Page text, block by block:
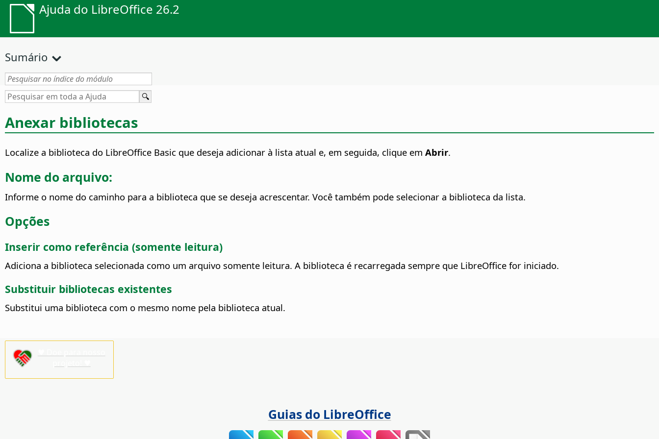
Ajuda do LibreOffice 26.2
Sumário
Anexar bibliotecas
Localize a biblioteca do LibreOffice Basic que deseja adicionar à lista atual e, em seguida, clique em Abrir.
Nome do arquivo:
Informe o nome do caminho para a biblioteca que se deseja acrescentar. Você também pode selecionar a biblioteca da lista.
Opções
Inserir como referência (somente leitura)
Adiciona a biblioteca selecionada como um arquivo somente leitura. A biblioteca é recarregada sempre que LibreOffice for iniciado.
Substituir bibliotecas existentes
Substitui uma biblioteca com o mesmo nome pela biblioteca atual.
Guias do LibreOffice